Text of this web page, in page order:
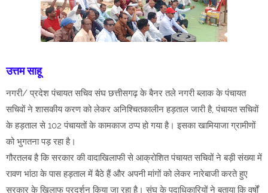
उत्तम साहू
नगरी/ प्रदेश पंचायत सचिव संघ छत्तीसगढ़ के बैनर तले नगरी ब्लाक के पंचायत
सचिवों ने शासकीय करण को लेकर अनिश्चितकालीन हड़ताल जारी है, पंचायत सचिवों
के हड़ताल से 102 पंचायतों के कामकाज ठप्प हो गया है। इसका खामियाजा ग्रामीणों
को भुगतना पड़ रहा है।
गौरतलब है कि सरकार की वादाखिलाफी से आक्रोशित पंचायत सचिवों ने बड़ी संख्या में
रावण भांठा के पास हड़ताल में बैठे हैं और अपनी मांगों को लेकर नारेबाजी करते हुए
सरकार के खिलाफ प्रदर्शन किया जा रहा है। संघ के पदाधिकारियों ने बताया कि वर्षों